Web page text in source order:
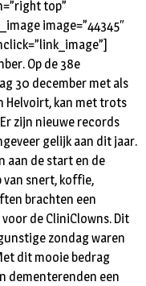
top”
image=”44345″
Op de 38e
30 december met als
Helvoirt, kan met trots
zijn nieuwe records
gelijk aan dit jaar.
aan de start en de
snert, koffie,
brachten een
de CliniClowns. Dit
zondag waren
dit mooie bedrag
dementerenden een